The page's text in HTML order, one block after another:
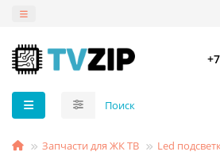
Запчасти для ЖК ТВ Led